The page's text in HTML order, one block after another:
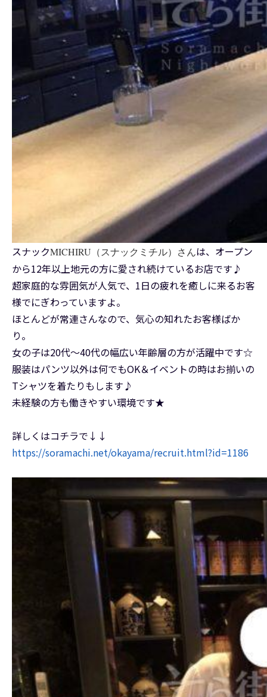
スナックMICHIRU（スナックミチル）さんは、オープン
から12年以上地元の方に愛され続けているお店です♪
超家庭的な雰囲気が人気で、1日の疲れを癒しに来るお客
様でにぎわっていますよ。
ほとんどが常連さんなので、気心の知れたお客様ばか
り。
女の子は20代～40代の幅広い年齢層の方が活躍中です☆
服装はパンツ以外は何でもOK＆イベントの時はお揃いの
Tシャツを着たりもします♪
未経験の方も働きやすい環境です★
詳しくはコチラで↓↓
https://soramachi.net/okayama/recruit.html?id=1186